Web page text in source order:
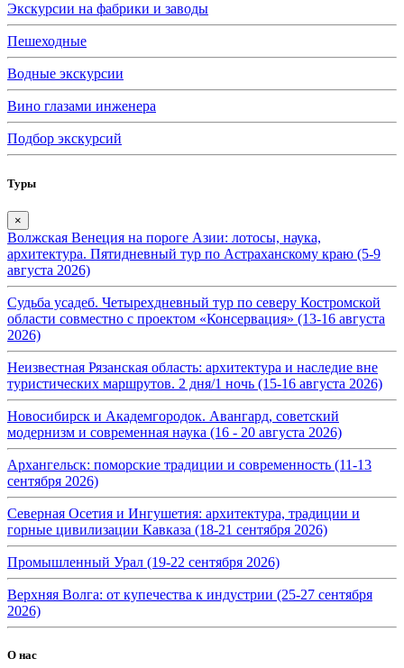
Экскурсии на фабрики и заводы
Пешеходные
Водные экскурсии
Вино глазами инженера
Подбор экскурсий
Туры
×
Волжская Венеция на пороге Азии: лотосы, наука,
архитектура. Пятидневный тур по Астраханскому краю (5-9
августа 2026)
Судьба усадеб. Четырехдневный тур по северу Костромской
области совместно с проектом «Консервация» (13-16 августа
2026)
Неизвестная Рязанская область: архитектура и наследие вне
туристических маршрутов. 2 дня/1 ночь (15-16 августа 2026)
Новосибирск и Академгородок. Авангард, советский
модернизм и современная наука (16 - 20 августа 2026)
Архангельск: поморские традиции и современность (11-13
сентября 2026)
Северная Осетия и Ингушетия: архитектура, традиции и
горные цивилизации Кавказа (18-21 сентября 2026)
Промышленный Урал (19-22 сентября 2026)
Верхняя Волга: от купечества к индустрии (25-27 сентября
2026)
О нас